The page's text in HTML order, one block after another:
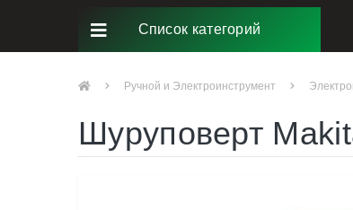
Список категорий
Ручной и Электроинструмент
Шуруповерт